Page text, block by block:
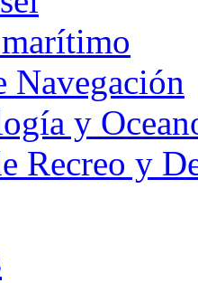
Navegación
y
Recreo y